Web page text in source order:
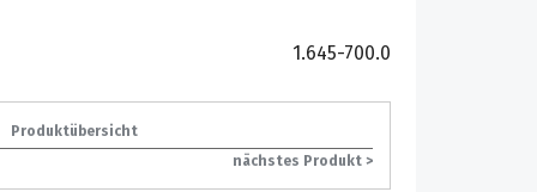
1.645-700.0
Produktübersicht
nächstes Produkt >